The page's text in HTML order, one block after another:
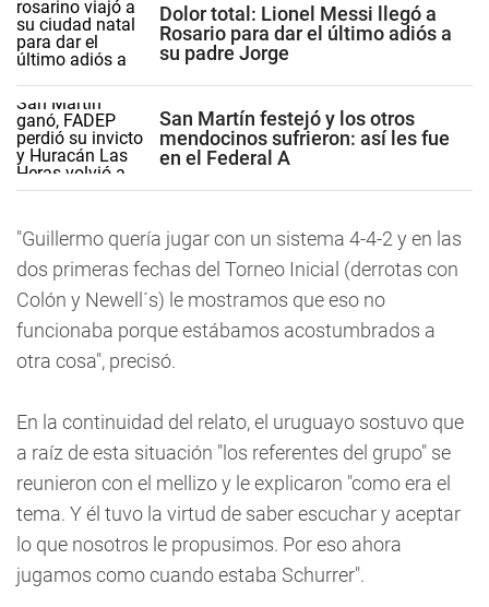
Dolor total: Lionel Messi llegó a
Rosario para dar el último adiós a
su padre Jorge
San Martín festejó y los otros
mendocinos sufrieron: así les fue
en el Federal A
"Guillermo quería jugar con un sistema 4-4-2 y en las
dos primeras fechas del Torneo Inicial (derrotas con
Colón y Newell´s) le mostramos que eso no
funcionaba porque estábamos acostumbrados a
otra cosa", precisó.
En la continuidad del relato, el uruguayo sostuvo que
a raíz de esta situación "los referentes del grupo" se
reunieron con el mellizo y le explicaron "como era el
tema. Y él tuvo la virtud de saber escuchar y aceptar
lo que nosotros le propusimos. Por eso ahora
jugamos como cuando estaba Schurrer".